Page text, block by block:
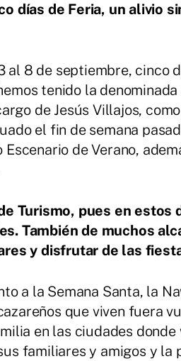
días de Feria, un alivio
al 8 de septiembre, cinco
tenido la
de Jesús Villajos,
el fin de semana
de Verano,
Turismo, pues en estos
También de muchos
y disfrutar de las
a la Semana Santa, la
que viven fuera
en las ciudades
familiares y amigos y la